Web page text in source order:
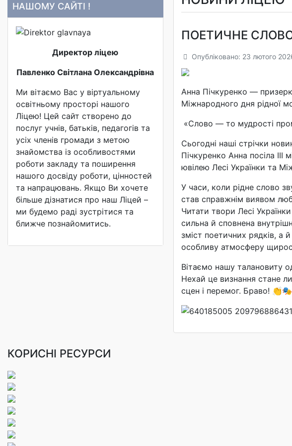
НАШОМУ САЙТІ !
Директор ліцею
Павленко Світлана Олександрівна
Ми вітаємо Вас у віртуальному
освітньому просторі нашого
Ліцею! Цей сайт створено до
послуг учнів, батьків, педагогів та
усіх членів громади з метою
знайомства із особливостями
роботи закладу та поширення
нашого досвіду роботи, цінностей
та напрацювань. Якщо Ви хочете
більше дізнатися про наш Ліцей –
ми будемо раді зустрітися та
ближче познайомитись.
ПОЕТИЧНЕ
Опубліковано: 23 лютого
Анна Пічкуренко —
Міжнародного дня рідної
«Слово — то мудрості
Сьогодні наші стрічки
Пічкуренко Анна посіла
ювілею Лесі Українки та
У часи, коли рідне слово
став справжнім виявом
Читати твори Лесі
сильна й сповнена
зміст поетичних рядків, а
особливу атмосферу
Вітаємо нашу талановиту
Нехай це визнання стане
сцен і перемог. Браво! 👏🎭
КОРИСНІ РЕСУРСИ